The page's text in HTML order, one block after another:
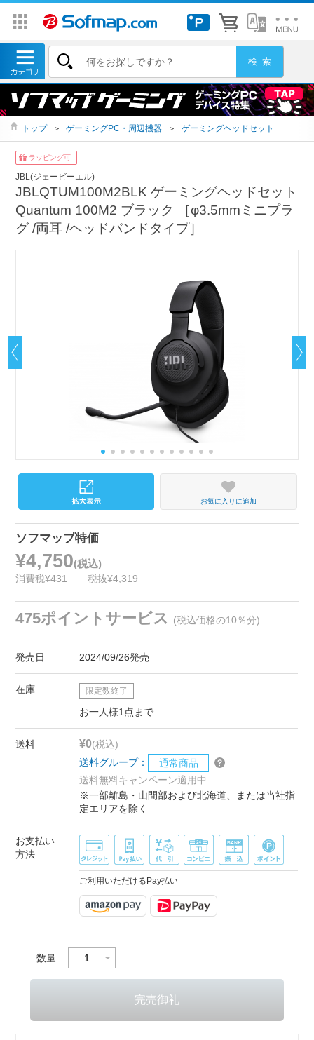
トップ ＞ ゲーミングPC・周辺機器 ＞ ゲーミングヘッドセット
ラッピング可
JBL(ジェービーエル)
JBLQTUM100M2BLK ゲーミングヘッドセット
Quantum 100M2 ブラック ［φ3.5mmミニプラ
グ /両耳 /ヘッドバンドタイプ］
お気に入りに追加
ソフマップ特価
¥4,750(税込)
消費税¥431 税抜¥4,319
475ポイントサービス (税込価格の10％分)
発売日 2024/09/26発売
在庫 限定数終了
お一人様1点まで
送料 ¥0(税込)
送料グループ：
通常商品
送料無料キャンペーン適用中
※一部離島・山間部および北海道、または当社指
定エリアを除く
お支払い
方法
ご利用いただけるPay払い
数量